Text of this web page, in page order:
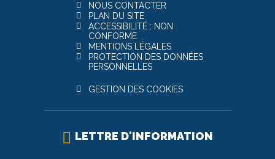
NOUS CONTACTER
PLAN DU SITE
ACCESSIBILITÉ : NON
CONFORME
MENTIONS LÉGALES
PROTECTION DES DONNÉES
PERSONNELLES
GESTION DES COOKIES
LETTRE D'INFORMATION